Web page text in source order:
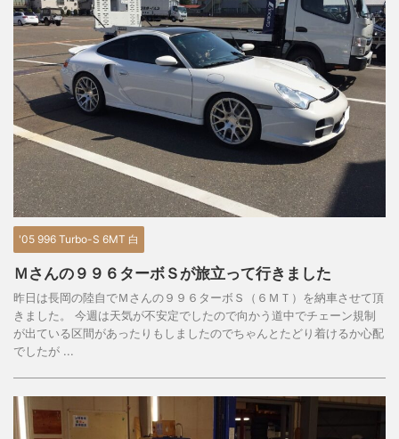
'05 996 Turbo-S 6MT 白
Ｍさんの９９６ターボＳが旅立って行きました
昨日は長岡の陸自でＭさんの９９６ターボＳ（６ＭＴ）を納車させて頂
きました。 今週は天気が不安定でしたので向かう道中でチェーン規制
が出ている区間があったりもしましたのでちゃんとたどり着けるか心配
でしたが ...